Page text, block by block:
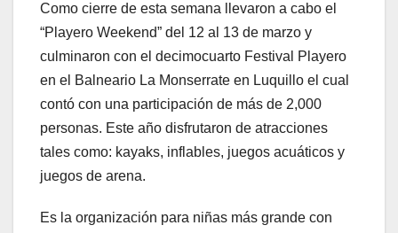
Como cierre de esta semana llevaron a cabo el
“Playero Weekend” del 12 al 13 de marzo y
culminaron con el decimocuarto Festival Playero
en el Balneario La Monserrate en Luquillo el cual
contó con una participación de más de 2,000
personas. Este año disfrutaron de atracciones
tales como: kayaks, inflables, juegos acuáticos y
juegos de arena.
Es la organización para niñas más grande con